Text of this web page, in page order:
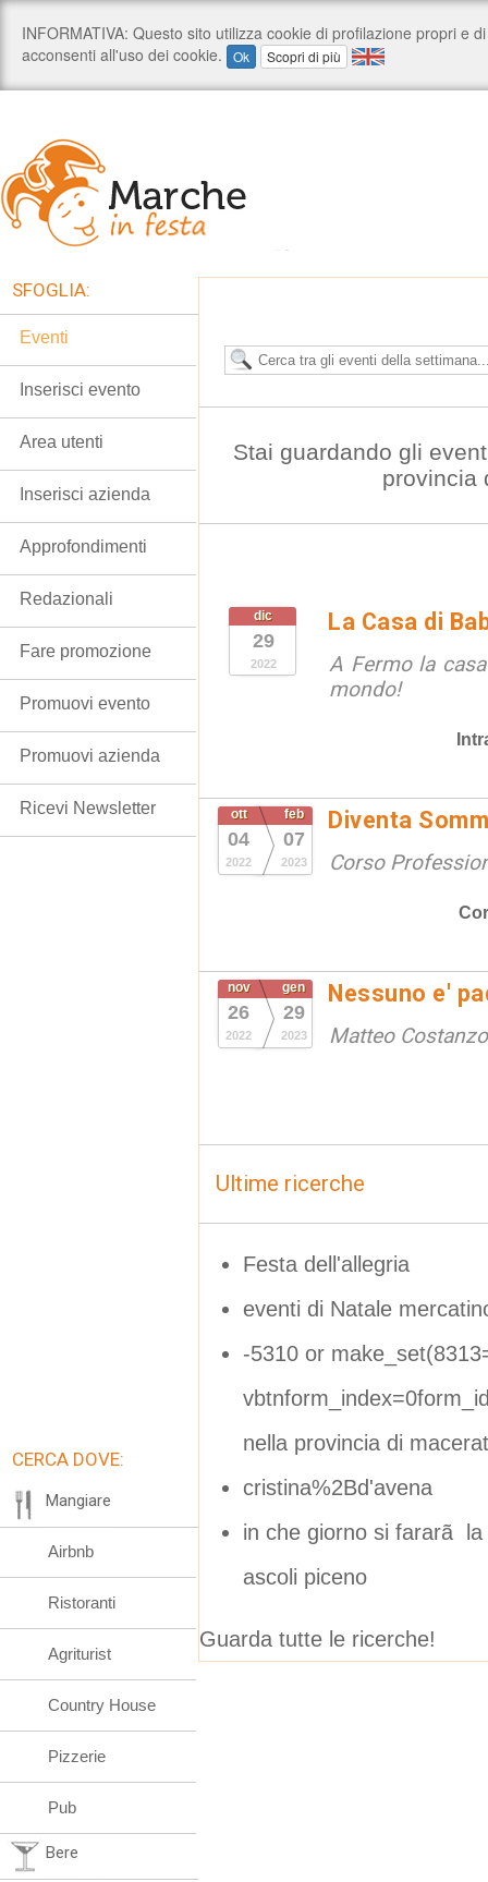
Stai guardando gli
provincia
dic
29
2022
La Casa di
A Fermo la
mondo!
ott
04
2022
feb
07
2023
Diventa
Corso
nov
26
2022
gen
29
2023
Nessuno e'
Matteo Costanzo
Ultime ricerche
Festa dell'allegria
eventi di Natale
-5310 or
nella provincia di
cristina%2Bd'avena
in che giorno si fararã
ascoli piceno
Guarda tutte le ricerche!
SFOGLIA:
Eventi
Inserisci evento
Area utenti
Inserisci azienda
Approfondimenti
Redazionali
Fare promozione
Promuovi evento
Promuovi azienda
Ricevi Newsletter
CERCA DOVE:
Mangiare
Airbnb
Ristoranti
Agriturist
Country House
Pizzerie
Pub
Bere